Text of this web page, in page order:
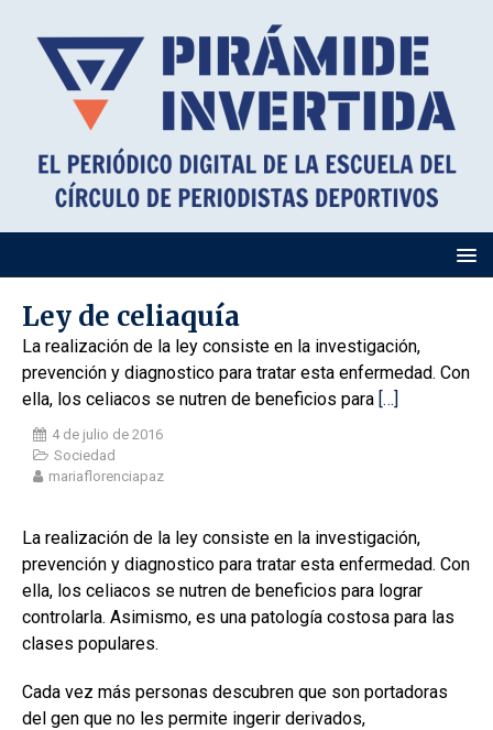
Ley de celiaquía
La realización de la ley consiste en la investigación,
prevención y diagnostico para tratar esta enfermedad. Con
ella, los celiacos se nutren de beneficios para […]
4 de julio de 2016
Sociedad
mariaflorenciapaz
La realización de la ley consiste en la investigación,
prevención y diagnostico para tratar esta enfermedad. Con
ella, los celiacos se nutren de beneficios para lograr
controlarla. Asimismo, es una patología costosa para las
clases populares.
Cada vez más personas descubren que son portadoras
del gen que no les permite ingerir derivados,